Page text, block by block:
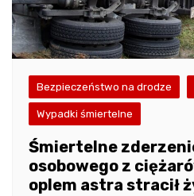
Bezpieczeństwo na drodze
Wypadki śmiertelne
Śmiertelne
osobowego z
oplem astra stracił